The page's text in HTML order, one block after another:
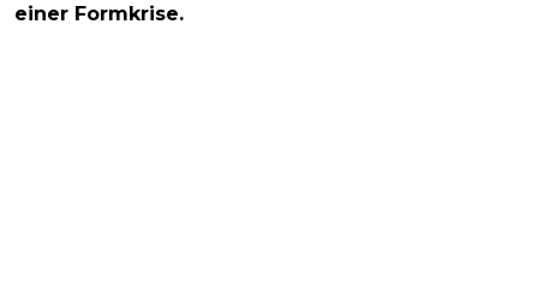
einer Formkrise.